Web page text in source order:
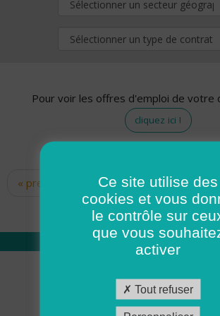
Pour voir les offres d'emploi de votre
cliquez ici !
Pages
« premier ‹ précédent … 10
14 15 16
Qui sommes nous
Académie ADMR
Ce site utilise des
cookies et vous
le contrôle sur
que vous
activer
Tout refuser